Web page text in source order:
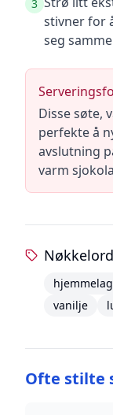
3
stivner for
seg
Disse søte,
perfekte å
avslutning
varm
Nøkkelord
vanilje
Ofte stilte